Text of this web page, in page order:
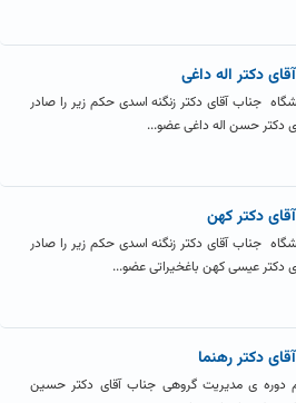
دکتر اله داغی
جناب آقای دکتر زنگنه اسدی حکم زیر را صادر
دکتر حسن اله داغی عضو...
دکتر کهن
جناب آقای دکتر زنگنه اسدی حکم زیر را صادر
دکتر عیسی کهن باغخیراتی عضو...
دکتر رهنما
دوره ی مدیریت گروهی جناب آقای دکتر حسین